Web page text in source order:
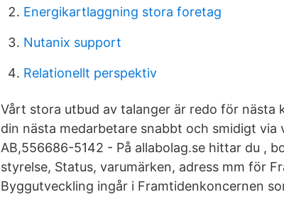
Energikartlaggning stora foretag
Nutanix support
Relationellt perspektiv
Vårt stora utbud av talanger är redo för nästa
din nästa medarbetare snabbt och smidigt via
AB,556686-5142 - På allabolag.se hittar du ,
styrelse, Status, varumärken, adress mm för
Byggutveckling ingår i Framtidenkoncernen